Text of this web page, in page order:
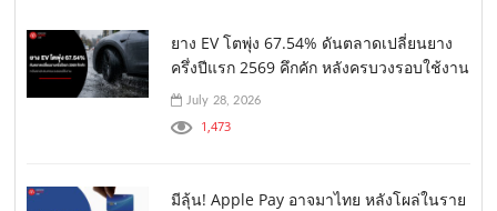
ยาง EV โตพุ่ง 67.54% ดันตลาดเปลี่ยนยาง
ครึ่งปีแรก 2569 คึกคัก หลังครบวงรอบใช้งาน
July 28, 2026
1,473
มีลุ้น! Apple Pay อาจมาไทย หลังโผล่ในราย